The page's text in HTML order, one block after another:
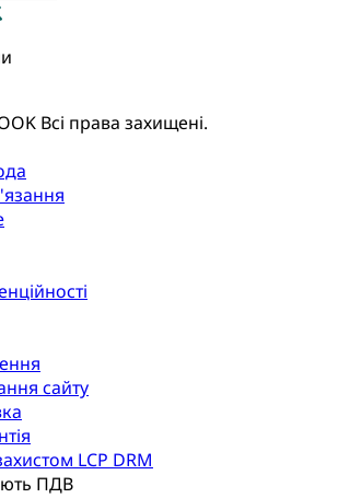
Всі права захищені.
сайту
LCP DRM
ПДВ